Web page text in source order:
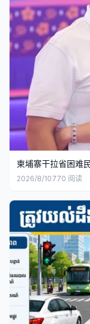
柬埔寨干拉省困难
2026/8/10770 阅读